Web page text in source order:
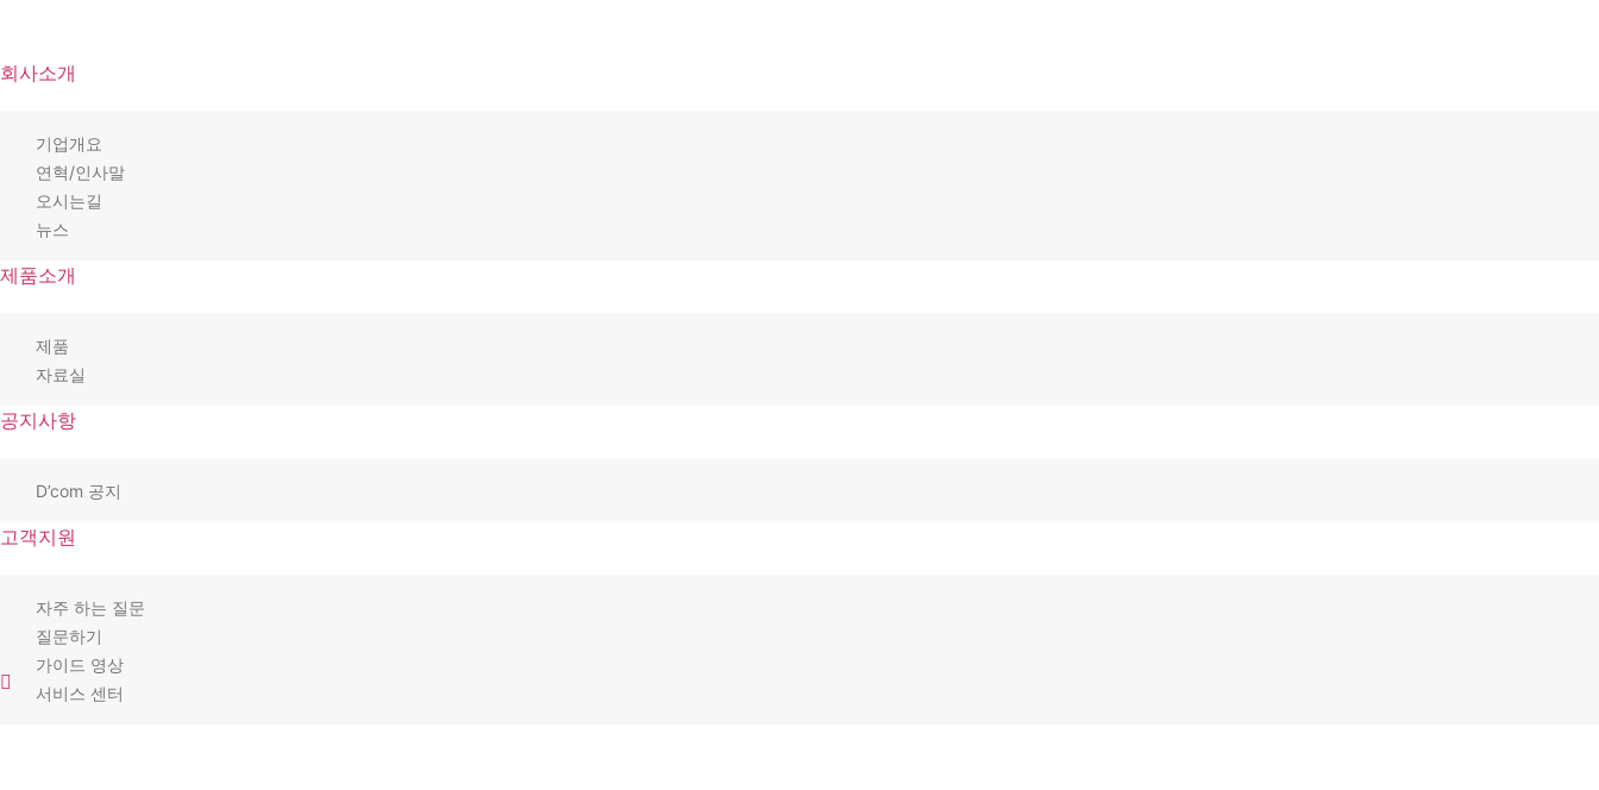
회사소개
기업개요
연혁/인사말
오시는길
뉴스
제품소개
제품
자료실
공지사항
D’com 공지
고객지원
자주 하는 질문
질문하기
가이드 영상
서비스 센터